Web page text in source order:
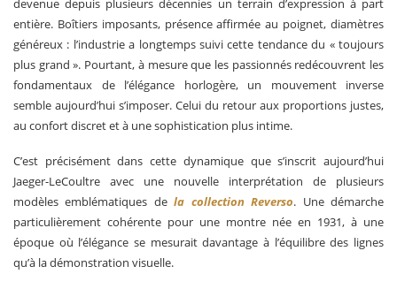
devenue depuis plusieurs décennies un terrain d’expression à part
entière. Boîtiers imposants, présence affirmée au poignet, diamètres
généreux : l’industrie a longtemps suivi cette tendance du « toujours
plus grand ». Pourtant, à mesure que les passionnés redécouvrent les
fondamentaux de l’élégance horlogère, un mouvement inverse
semble aujourd’hui s’imposer. Celui du retour aux proportions justes,
au confort discret et à une sophistication plus intime.
C’est précisément dans cette dynamique que s’inscrit aujourd’hui
Jaeger-LeCoultre avec une nouvelle interprétation de plusieurs
modèles emblématiques dela collection Reverso. Une démarche
particulièrement cohérente pour une montre née en 1931, à une
époque où l’élégance se mesurait davantage à l’équilibre des lignes
qu’à la démonstration visuelle.